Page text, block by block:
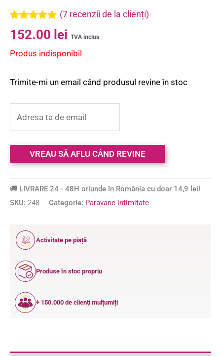
Evaluat la
5.00din 5 pe
7
evaluări de
(7 recenzii de la clienți)
152.00 lei TVA inclus
Produs indisponibil
Trimite-mi un email când produsul revine în stoc
🚚 LIVRARE 24 - 48H oriunde în România cu doar 14,9 lei!
SKU: 248 Categorie: Paravane intimitate
12
ANI
Activitate pe piață
Produse în stoc propriu
+ 150.000 de clienți mulțumiți